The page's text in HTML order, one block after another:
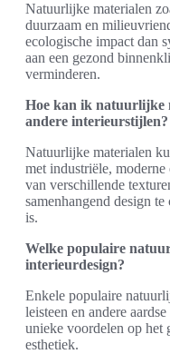
Natuurlijke materialen
duurzaam en
ecologische impact dan
aan een gezond
verminderen.
Hoe kan ik natuurlijke
andere interieurstijlen?
Natuurlijke materialen
met industriële,
van verschillende
samenhangend design
is.
Welke populaire
interieurdesign?
Enkele populaire
leisteen en andere
unieke voordelen op het
esthetiek.